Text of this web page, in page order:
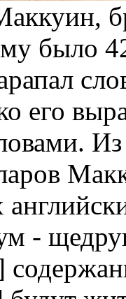
было
его
Из
-